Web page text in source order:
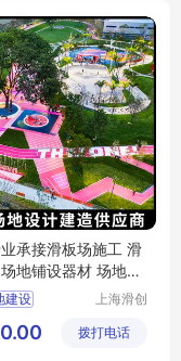
承接滑板场施工 滑
地铺设器材 场地设
建设
滑板场地
上海滑创
工程有限
拨打电话